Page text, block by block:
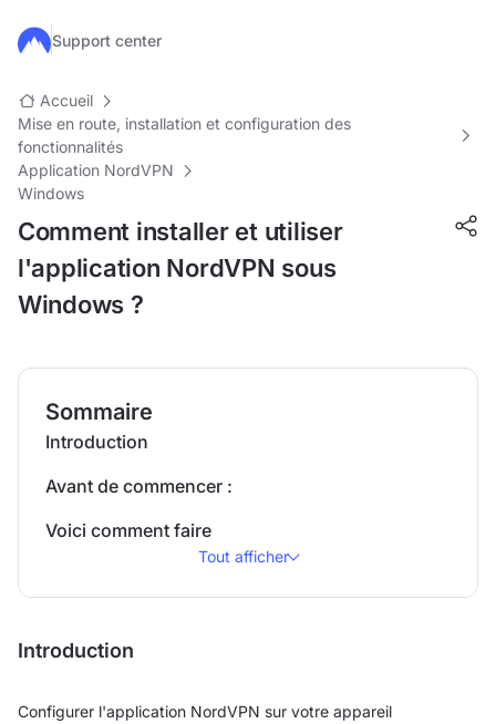
Passer au contenu principal
Support center
Accueil
Mise en route, installation et configuration des
fonctionnalités
Application NordVPN
Windows
Comment installer et utiliser
l'application NordVPN sous
Windows ?
Sommaire
Introduction
Avant de commencer :
Voici comment faire
Tout afficher
Introduction
Configurer l'application NordVPN sur votre appareil